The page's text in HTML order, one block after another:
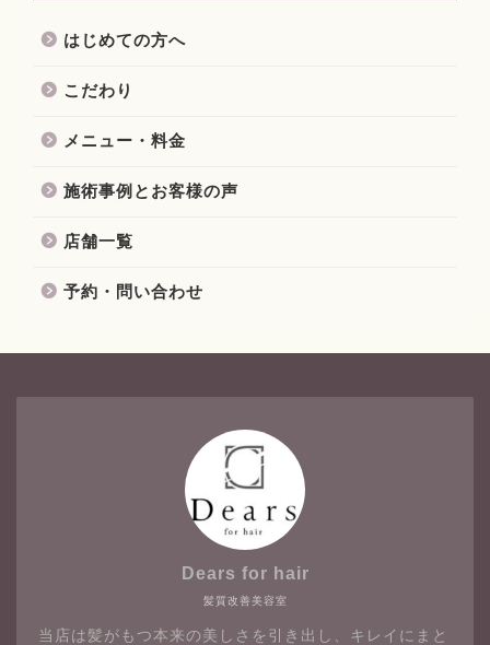
はじめての方へ
こだわり
メニュー・料金
施術事例とお客様の声
店舗一覧
予約・問い合わせ
髪質改善美容室
Dears for hair
当店は髪がもつ本来の美しさを引き出し、キレイにまと